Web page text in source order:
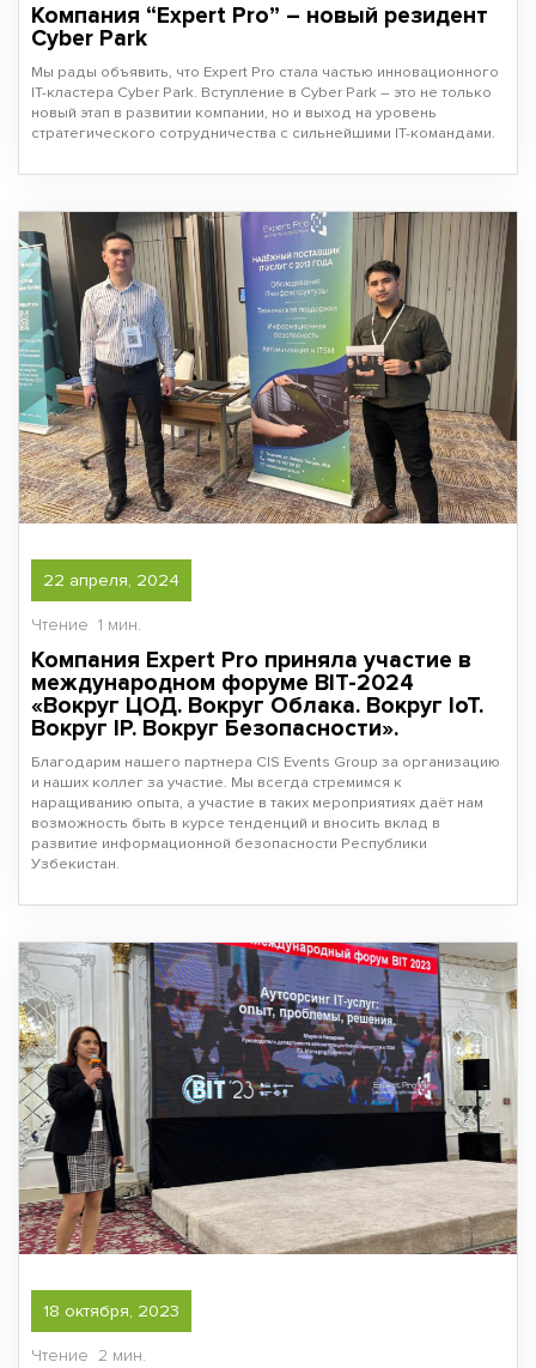
Компания “Expert Pro” – новый резидент
Cyber Park
Мы рады объявить, что Expert Pro стала частью инновационного
IT-кластера Cyber Park. Вступление в Cyber Park – это не только
новый этап в развитии компании, но и выход на уровень
стратегического сотрудничества с сильнейшими IT-командами.
22 апреля, 2024
Чтение 1 мин.
Компания Expert Pro приняла участие в
международном форуме BIT-2024
«Вокруг ЦОД. Вокруг Облака. Вокруг IoT.
Вокруг IP. Вокруг Безопасности».
Благодарим нашего партнера CIS Events Group за организацию
и наших коллег за участие. Мы всегда стремимся к
наращиванию опыта, а участие в таких мероприятиях даёт нам
возможность быть в курсе тенденций и вносить вклад в
развитие информационной безопасности Республики
Узбекистан.
18 октября, 2023
Чтение 2 мин.